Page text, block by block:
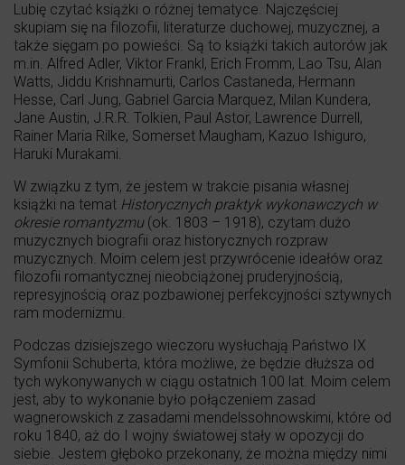
Lubię czytać książki o różnej tematyce. Najczęściej
skupiam się na filozofii, literaturze duchowej, muzycznej, a
także sięgam po powieści. Są to książki takich autorów jak
m.in. Alfred Adler, Viktor Frankl, Erich Fromm, Lao Tsu, Alan
Watts, Jiddu Krishnamurti, Carlos Castaneda, Hermann
Hesse, Carl Jung, Gabriel Garcia Marquez, Milan Kundera,
Jane Austin, J.R.R. Tolkien, Paul Astor, Lawrence Durrell,
Rainer Maria Rilke, Somerset Maugham, Kazuo Ishiguro,
Haruki Murakami.
W związku z tym, że jestem w trakcie pisania własnej
książki na temat Historycznych praktyk wykonawczych w
okresie romantyzmu (ok. 1803 – 1918), czytam dużo
muzycznych biografii oraz historycznych rozpraw
muzycznych. Moim celem jest przywrócenie ideałów oraz
filozofii romantycznej nieobciążonej pruderyjnością,
represyjnością oraz pozbawionej perfekcyjności sztywnych
ram modernizmu.
Podczas dzisiejszego wieczoru wysłuchają Państwo IX
Symfonii Schuberta, która możliwe, że będzie dłuższa od
tych wykonywanych w ciągu ostatnich 100 lat. Moim celem
jest, aby to wykonanie było połączeniem zasad
wagnerowskich z zasadami mendelssohnowskimi, które od
roku 1840, aż do I wojny światowej stały w opozycji do
siebie. Jestem głęboko przekonany, że można między nimi